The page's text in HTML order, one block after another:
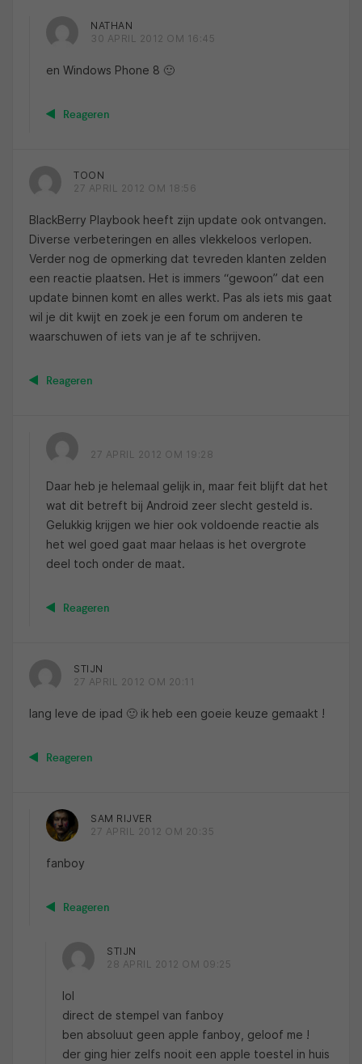
NATHAN
30 APRIL 2012 OM 16:45
en Windows Phone 8 🙂
Reageren
TOON
27 APRIL 2012 OM 18:56
BlackBerry Playbook heeft zijn update ook ontvangen.
Diverse verbeteringen en alles vlekkeloos verlopen.
Verder nog de opmerking dat tevreden klanten zelden
een reactie plaatsen. Het is immers “gewoon” dat een
update binnen komt en alles werkt. Pas als iets mis gaat
wil je dit kwijt en zoek je een forum om anderen te
waarschuwen of iets van je af te schrijven.
Reageren
27 APRIL 2012 OM 19:28
Daar heb je helemaal gelijk in, maar feit blijft dat het
wat dit betreft bij Android zeer slecht gesteld is.
Gelukkig krijgen we hier ook voldoende reactie als
het wel goed gaat maar helaas is het overgrote
deel toch onder de maat.
Reageren
STIJN
27 APRIL 2012 OM 20:11
lang leve de ipad 🙂 ik heb een goeie keuze gemaakt !
Reageren
SAM RIJVER
27 APRIL 2012 OM 20:35
fanboy
Reageren
STIJN
28 APRIL 2012 OM 09:25
lol
direct de stempel van fanboy
ben absoluut geen apple fanboy, geloof me !
der ging hier zelfs nooit een apple toestel in huis